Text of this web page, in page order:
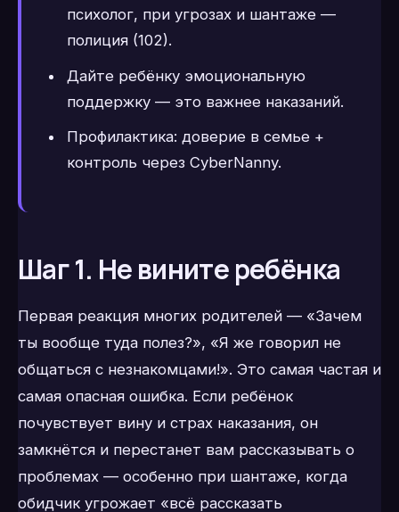
психолог, при угрозах и шантаже —
полиция (102).
Дайте ребёнку эмоциональную
поддержку — это важнее наказаний.
Профилактика: доверие в семье +
контроль через CyberNanny.
Шаг 1. Не вините ребёнка
Первая реакция многих родителей — «Зачем
ты вообще туда полез?», «Я же говорил не
общаться с незнакомцами!». Это самая частая и
самая опасная ошибка. Если ребёнок
почувствует вину и страх наказания, он
замкнётся и перестанет вам рассказывать о
проблемах — особенно при шантаже, когда
обидчик угрожает «всё рассказать